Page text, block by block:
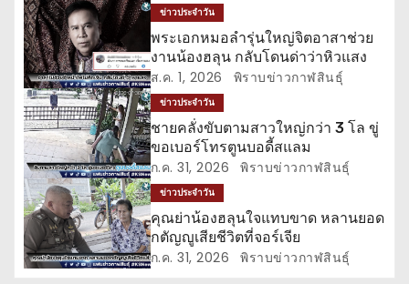
ว
เ
รื่
อ
ง
ข่าวประจำวัน
พระเอกหมอลำรุ่นใหญ่จิตอาสาช่วย
งานน้องฮลุน กลับโดนด่าว่าหิวแสง
ส.ค. 1, 2026 พิราบข่าวกาฬสินธุ์
ข่าวประจำวัน
ชายคลั่งขับตามสาวใหญ่กว่า 3 โล ขู่
ขอเบอร์โทรตูนบอดี้สแลม
ก.ค. 31, 2026 พิราบข่าวกาฬสินธุ์
ข่าวประจำวัน
คุณย่าน้องฮลุนใจแทบขาด หลานยอด
กตัญญูเสียชีวิตที่จอร์เจีย
ก.ค. 31, 2026 พิราบข่าวกาฬสินธุ์